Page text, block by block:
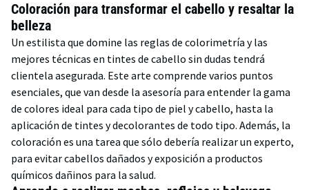
Coloración para transformar el cabello y resaltar la
belleza
Un estilista que domine las reglas de colorimetría y las
mejores técnicas en tintes de cabello sin dudas tendrá
clientela asegurada. Este arte comprende varios puntos
esenciales, que van desde la asesoría para entender la gama
de colores ideal para cada tipo de piel y cabello, hasta la
aplicación de tintes y decolorantes de todo tipo. Además, la
coloración es una tarea que sólo debería realizar un experto,
para evitar cabellos dañados y exposición a productos
químicos dañinos para la salud.